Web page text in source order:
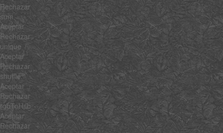
Rechazar
sum
Aceptar
Rechazar
unique
Aceptar
Rechazar
shuffle
Aceptar
Rechazar
rgbToHsb
Aceptar
Rechazar